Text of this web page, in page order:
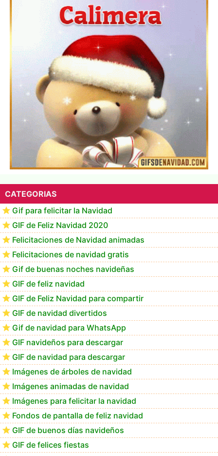
▷ Los Mejores Fondos de pantalla de feliz navidad
2022 📖
Feliz Navidad Calimera
CATEGORIAS
Gif para felicitar la Navidad
GIF de Feliz Navidad 2020
Felicitaciones de Navidad animadas
Felicitaciones de navidad gratis
Gif de buenas noches navideñas
GIF de feliz navidad
GIF de Feliz Navidad para compartir
GIF de navidad divertidos
Gif de navidad para WhatsApp
GIF navideños para descargar
GIF de navidad para descargar
Imágenes de árboles de navidad
Imágenes animadas de navidad
Imágenes para felicitar la navidad
Fondos de pantalla de feliz navidad
GIF de buenos días navideños
GIF de felices fiestas